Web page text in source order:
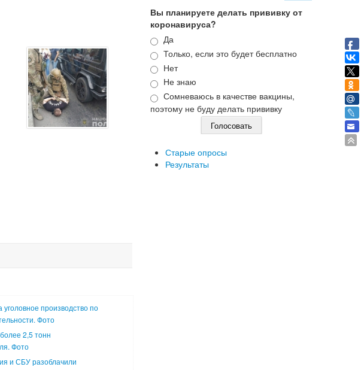
производство по
Фото
2,5 тонн
Фото
и СБУ разоблачили
Вы планируете делать прививку от
коронавируса?
Варианты
Да
Только, если это будет бесплатно
Нет
Не знаю
Сомневаюсь в качестве вакцины,
поэтому не буду делать прививку
Старые опросы
Результаты